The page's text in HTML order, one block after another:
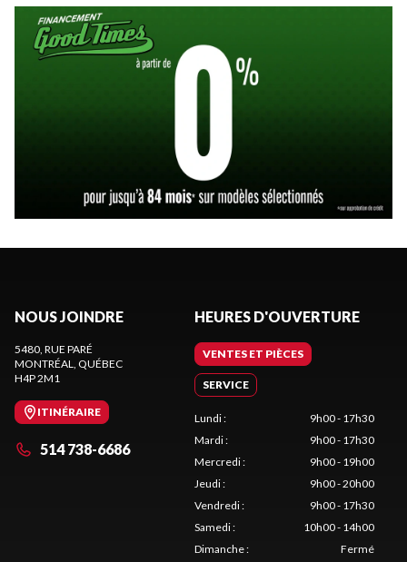
NOUS JOINDRE
5480, RUE PARÉ
MONTRÉAL
, QUÉBEC
H4P 2M1
ITINÉRAIRE
514 738-6686
HEURES D'OUVERTURE
VENTES ET PIÈCES
SERVICE
Lundi:
9h00 - 17h30
Mardi:
9h00 - 17h30
Mercredi:
9h00 - 19h00
Jeudi:
9h00 - 20h00
Vendredi:
9h00 - 17h30
Samedi:
10h00 - 14h00
Dimanche: Fermé